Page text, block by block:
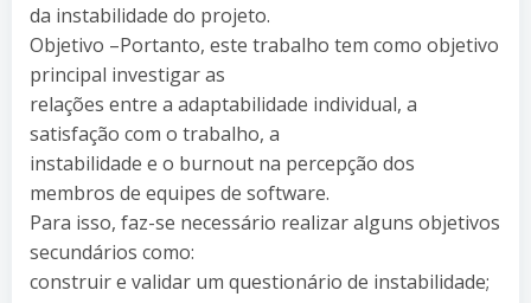
da instabilidade do projeto.
Objetivo –Portanto, este trabalho tem como objetivo
principal investigar as
relações entre a adaptabilidade individual, a
satisfação com o trabalho, a
instabilidade e o burnout na percepção dos
membros de equipes de software.
Para isso, faz-se necessário realizar alguns objetivos
secundários como:
construir e validar um questionário de instabilidade;